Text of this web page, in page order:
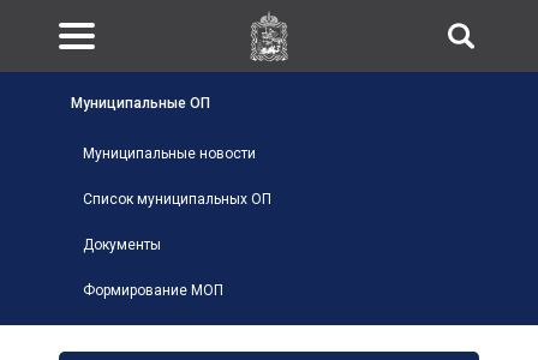
Муниципальные ОП
Муниципальные новости
Список муниципальных ОП
Документы
Формирование МОП